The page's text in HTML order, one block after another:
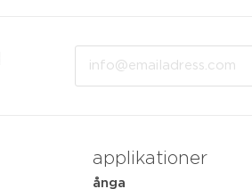
applikationer
ånga